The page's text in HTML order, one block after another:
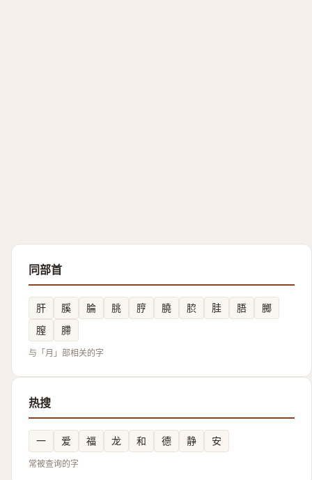
同部首
肝 膎 腀 朓 脝 膮 䏮 胿 䏸
膷
膣
䐭
与「月」部相关的字
热搜
一 爱 福 龙 和 德 静 安
常被查询的字